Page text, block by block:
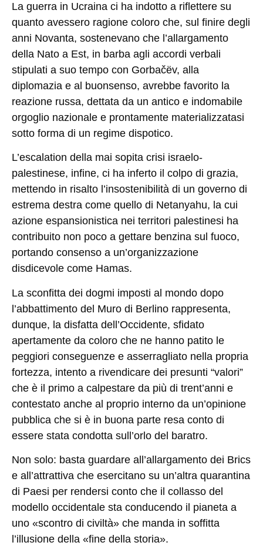
La guerra in Ucraina ci ha indotto a riflettere su
quanto avessero ragione coloro che, sul finire degli
anni Novanta, sostenevano che l’allargamento
della Nato a Est, in barba agli accordi verbali
stipulati a suo tempo con Gorbačëv, alla
diplomazia e al buonsenso, avrebbe favorito la
reazione russa, dettata da un antico e indomabile
orgoglio nazionale e prontamente materializzatasi
sotto forma di un regime dispotico.
L’escalation della mai sopita crisi israelo-
palestinese, infine, ci ha inferto il colpo di grazia,
mettendo in risalto l’insostenibilità di un governo di
estrema destra come quello di Netanyahu, la cui
azione espansionistica nei territori palestinesi ha
contribuito non poco a gettare benzina sul fuoco,
portando consenso a un’organizzazione
disdicevole come Hamas.
La sconfitta dei dogmi imposti al mondo dopo
l’abbattimento del Muro di Berlino rappresenta,
dunque, la disfatta dell’Occidente, sfidato
apertamente da coloro che ne hanno patito le
peggiori conseguenze e asserragliato nella propria
fortezza, intento a rivendicare dei presunti “valori”
che è il primo a calpestare da più di trent’anni e
contestato anche al proprio interno da un’opinione
pubblica che si è in buona parte resa conto di
essere stata condotta sull’orlo del baratro.
Non solo: basta guardare all’allargamento dei Brics
e all’attrattiva che esercitano su un’altra quarantina
di Paesi per rendersi conto che il collasso del
modello occidentale sta conducendo il pianeta a
uno «scontro di civiltà» che manda in soffitta
l’illusione della «fine della storia».